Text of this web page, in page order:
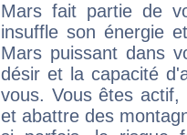
Mars fait partie de
insuffle son énergie
Mars puissant dans
désir et la capacité
vous. Vous êtes
et abattre des